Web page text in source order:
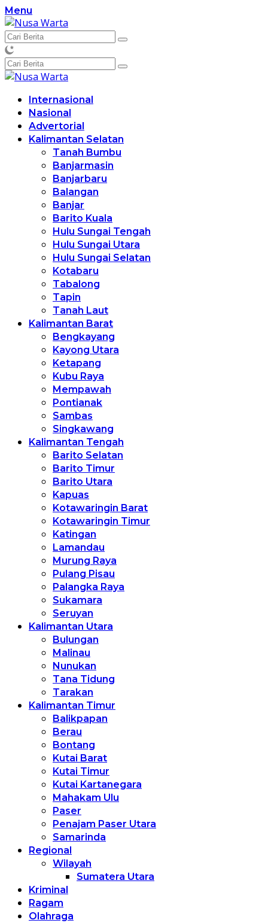
Langsung
ke
konten
Menu
Internasional
Nasional
Advertorial
Kalimantan Selatan
Tanah Bumbu
Banjarmasin
Banjarbaru
Balangan
Banjar
Barito Kuala
Hulu Sungai Tengah
Hulu Sungai Utara
Hulu Sungai Selatan
Kotabaru
Tabalong
Tapin
Tanah Laut
Kalimantan Barat
Bengkayang
Kayong Utara
Ketapang
Kubu Raya
Mempawah
Pontianak
Sambas
Singkawang
Kalimantan Tengah
Barito Selatan
Barito Timur
Barito Utara
Kapuas
Kotawaringin Barat
Kotawaringin Timur
Katingan
Lamandau
Murung Raya
Pulang Pisau
Palangka Raya
Sukamara
Seruyan
Kalimantan Utara
Bulungan
Malinau
Nunukan
Tana Tidung
Tarakan
Kalimantan Timur
Balikpapan
Berau
Bontang
Kutai Barat
Kutai Timur
Kutai Kartanegara
Mahakam Ulu
Paser
Penajam Paser Utara
Samarinda
Regional
Wilayah
Sumatera Utara
Kriminal
Ragam
Olahraga